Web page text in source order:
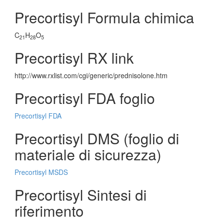
Precortisyl Formula chimica
C21 H28O5
Precortisyl RX link
http://www.rxlist.com/cgi/generic/prednisolone.htm
Precortisyl FDA foglio
Precortisyl FDA
Precortisyl DMS (foglio di
materiale di sicurezza)
Precortisyl MSDS
Precortisyl Sintesi di
riferimento